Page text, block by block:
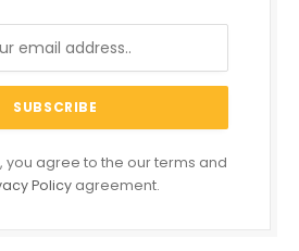
you agree to the our terms and
Policy agreement.